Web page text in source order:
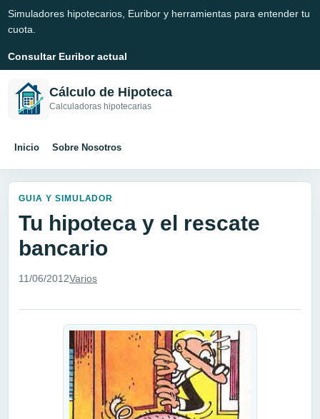
Simuladores hipotecarios, Euribor y herramientas para entender tu
cuota.
Consultar Euribor actual
Cálculo de Hipoteca
Calculadoras hipotecarias
Inicio Sobre Nosotros
GUIA Y SIMULADOR
Tu hipoteca y el rescate
bancario
11/06/2012Varios